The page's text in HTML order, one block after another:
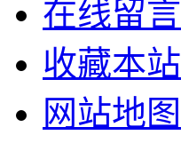
在线留言
收藏本站
网站地图